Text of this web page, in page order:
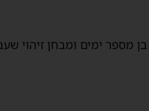
בן מספר ימים ומבחן זיהוי